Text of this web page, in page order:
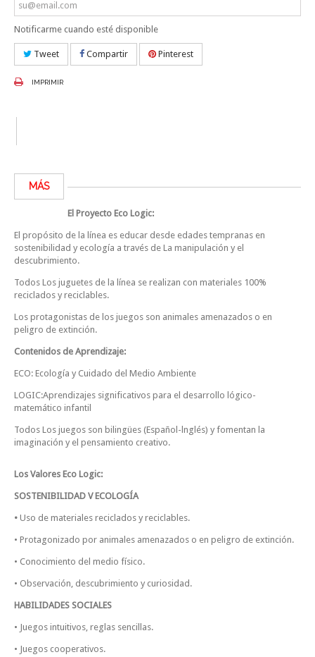
Notificarme cuando esté disponible
Tweet Compartir Pinterest
IMPRIMIR
MÁS
El Proyecto Eco Logic:
El propósito de la línea es educar desde edades tempranas en
sostenibilidad y ecología a través de La manipulación y el
descubrimiento.
Todos Los juguetes de la línea se realizan con materiales 100%
reciclados y reciclables.
Los protagonistas de los juegos son animales amenazados o en
peligro de extinción.
Contenidos de Aprendizaje:
ECO: Ecología y Cuidado del Medio Ambiente
LOGIC:Aprendizajes significativos para el desarrollo lógico-
matemático infantil
Todos Los juegos son bilingües (Español-lnglés) y fomentan la
imaginación y el pensamiento creativo.
Los Valores Eco Logic:
SOSTENIBILIDAD V ECOLOGÍA
• Uso de materiales reciclados y reciclables.
• Protagonizado por animales amenazados o en peligro de extinción.
• Conocimiento del medio físico.
• Observación, descubrimiento y curiosidad.
HABILIDADES SOCIALES
• Juegos intuitivos, reglas sencillas.
• Juegos cooperativos.